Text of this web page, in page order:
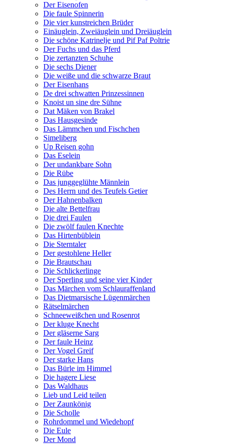
Der Eisenofen
Die faule Spinnerin
Die vier kunstreichen Brüder
Einäuglein, Zweiäuglein und Dreiäuglein
Die schöne Katrinelje und Pif Paf Poltrie
Der Fuchs und das Pferd
Die zertanzten Schuhe
Die sechs Diener
Die weiße und die schwarze Braut
Der Eisenhans
De drei schwatten Prinzessinnen
Knoist un sine dre Sühne
Dat Mäken von Brakel
Das Hausgesinde
Das Lämmchen und Fischchen
Simeliberg
Up Reisen gohn
Das Eselein
Der undankbare Sohn
Die Rübe
Das junggeglühte Männlein
Des Herrn und des Teufels Getier
Der Hahnenbalken
Die alte Bettelfrau
Die drei Faulen
Die zwölf faulen Knechte
Das Hirtenbüblein
Die Sterntaler
Der gestohlene Heller
Die Brautschau
Die Schlickerlinge
Der Sperling und seine vier Kinder
Das Märchen vom Schlauraffenland
Das Dietmarsische Lügenmärchen
Rätselmärchen
Schneeweißchen und Rosenrot
Der kluge Knecht
Der gläserne Sarg
Der faule Heinz
Der Vogel Greif
Der starke Hans
Das Bürle im Himmel
Die hagere Liese
Das Waldhaus
Lieb und Leid teilen
Der Zaunkönig
Die Scholle
Rohrdommel und Wiedehopf
Die Eule
Der Mond